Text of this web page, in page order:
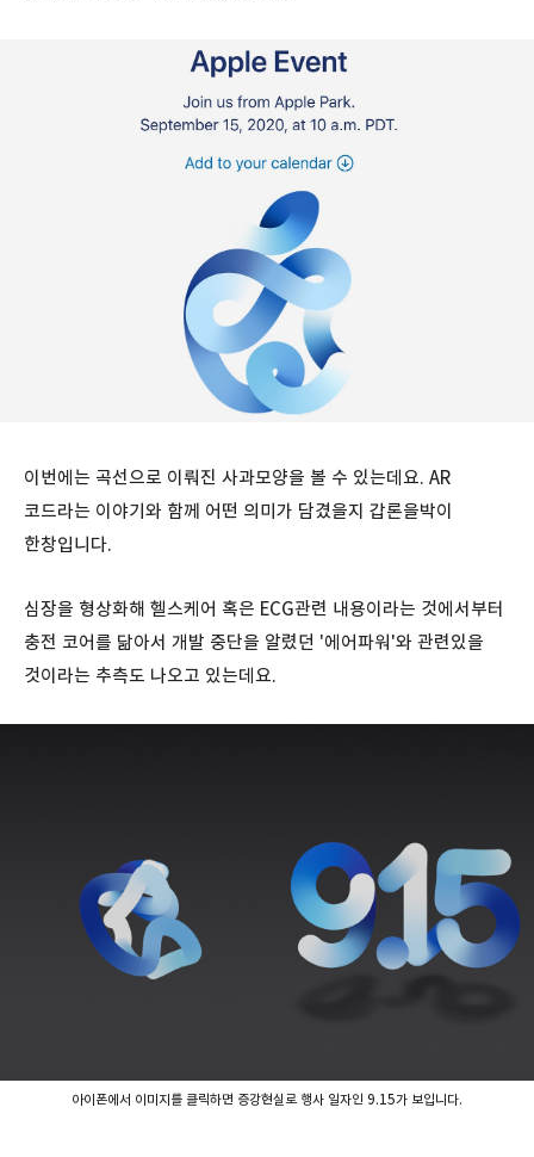
이번에는 곡선으로 이뤄진 사과모양을 볼 수 있는데요. AR
코드라는 이야기와 함께 어떤 의미가 담겼을지 갑론을박이
한창입니다.
심장을 형상화해 헬스케어 혹은 ECG관련 내용이라는 것에서부터
충전 코어를 닮아서 개발 중단을 알렸던 '에어파워'와 관련있을
것이라는 추측도 나오고 있는데요.
아이폰에서 이미지를 클릭하면 증강현실로 행사 일자인 9.15가 보입니다.